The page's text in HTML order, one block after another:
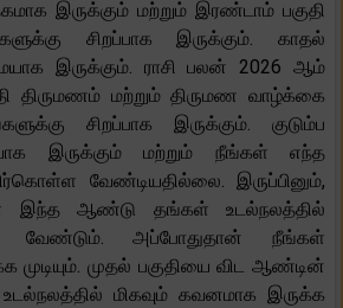
இருக்கும் மற்றும் இரண்டாம் பகுதி
சிறப்பாக இருக்கும். காதல்
இருக்கும். ராசி பலன் 2026 ஆம்
திருமணம் மற்றும் திருமண வாழ்க்கை
சிறப்பாக இருக்கும். குடும்ப
இருக்கும் மற்றும் நீங்கள் எந்த
வேண்டியதில்லை. இருப்பினும்,
இந்த ஆண்டு தங்கள் உடல்நலத்தில்
வேண்டும். அப்போதுதான் நீங்கள்
முடியும். முதல் பகுதியை விட ஆண்டின்
மிகவும் கவனமாக இருக்க